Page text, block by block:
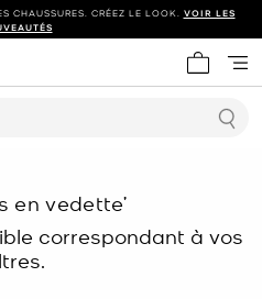
CHAUSSURES. CRÉEZ LE LOOK. VOIR LES
Mon
en vedette’
correspondant à vos